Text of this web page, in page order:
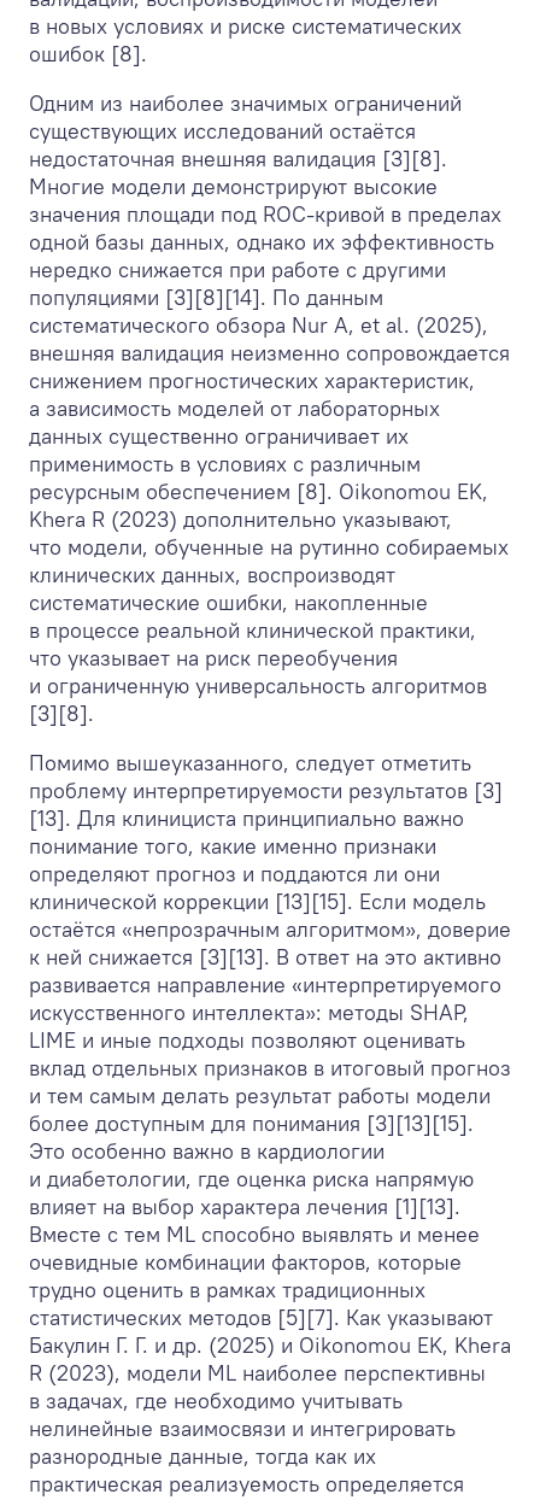
в новых условиях и риске систематических
ошибок [8].
Одним из наиболее значимых ограничений
существующих исследований остаётся
недостаточная внешняя валидация [3][8].
Многие модели демонстрируют высокие
значения площади под ROC-кривой в пределах
одной базы данных, однако их эффективность
нередко снижается при работе с другими
популяциями [3][8][14]. По данным
систематического обзора Nur A, et al. (2025),
внешняя валидация неизменно сопровождается
снижением прогностических характеристик,
а зависимость моделей от лабораторных
данных существенно ограничивает их
применимость в условиях с различным
ресурсным обеспечением [8]. Oikonomou EK,
Khera R (2023) дополнительно указывают,
что модели, обученные на рутинно собираемых
клинических данных, воспроизводят
систематические ошибки, накопленные
в процессе реальной клинической практики,
что указывает на риск переобучения
и ограниченную универсальность алгоритмов
[3][8].
Помимо вышеуказанного, следует отметить
проблему интерпретируемости результатов [3]
[13]. Для клинициста принципиально важно
понимание того, какие именно признаки
определяют прогноз и поддаются ли они
клинической коррекции [13][15]. Если модель
остаётся «непрозрачным алгоритмом», доверие
к ней снижается [3][13]. В ответ на это активно
развивается направление «интерпретируемого
искусственного интеллекта»: методы SHAP,
LIME и иные подходы позволяют оценивать
вклад отдельных признаков в итоговый прогноз
и тем самым делать результат работы модели
более доступным для понимания [3][13][15].
Это особенно важно в кардиологии
и диабетологии, где оценка риска напрямую
влияет на выбор характера лечения [1][13].
Вместе с тем ML способно выявлять и менее
очевидные комбинации факторов, которые
трудно оценить в рамках традиционных
статистических методов [5][7]. Как указывают
Бакулин Г. Г. и др. (2025) и Oikonomou EK, Khera
R (2023), модели ML наиболее перспективны
в задачах, где необходимо учитывать
нелинейные взаимосвязи и интегрировать
разнородные данные, тогда как их
практическая реализуемость определяется